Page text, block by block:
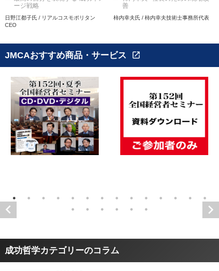
ージ戦略
日野江都子氏 / リアルコスモポリタン
CEO
善
柿内幸夫氏 / 柿内幸夫技術士事務所代表
JMCAおすすめ商品・サービス open_in_new
成功哲学カテゴリーのコラム